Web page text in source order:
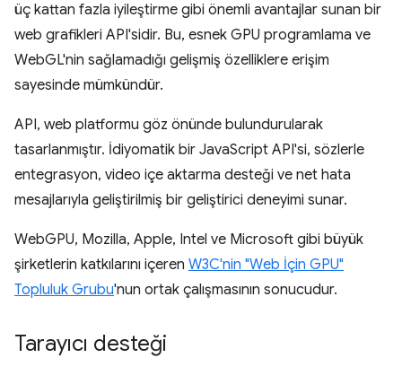
üç kattan fazla iyileştirme gibi önemli avantajlar sunan bir
web grafikleri API'sidir. Bu, esnek GPU programlama ve
WebGL'nin sağlamadığı gelişmiş özelliklere erişim
sayesinde mümkündür.
API, web platformu göz önünde bulundurularak
tasarlanmıştır. İdiyomatik bir JavaScript API'si, sözlerle
entegrasyon, video içe aktarma desteği ve net hata
mesajlarıyla geliştirilmiş bir geliştirici deneyimi sunar.
WebGPU, Mozilla, Apple, Intel ve Microsoft gibi büyük
şirketlerin katkılarını içeren W3C'nin "Web İçin GPU"
Topluluk Grubu'nun ortak çalışmasının sonucudur.
Tarayıcı desteği